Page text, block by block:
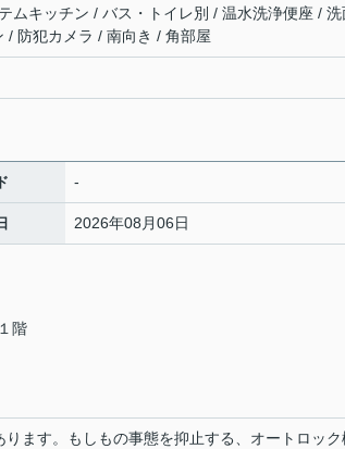
ムキッチン / バス・トイレ別 / 温水洗浄便座 / 洗
/ 防犯カメラ / 南向き / 角部屋
-
2026年08月06日
階
ます。もしもの事態を抑止する、オートロック